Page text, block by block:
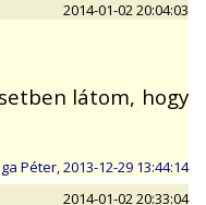
2014-01-02 20:04:03
látom, hogy
Péter, 2013-12-29 13:44:14
2014-01-02 20:33:04